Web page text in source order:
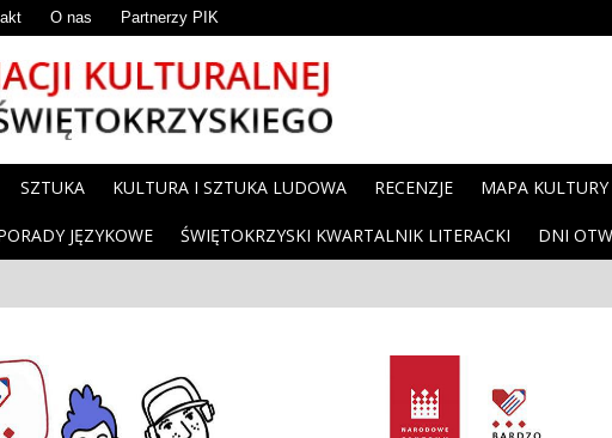
O nas Partnerzy PIK
SZTUKA KULTURA I SZTUKA LUDOWA RECENZJE MAPA KULTURY
JĘZYKOWE ŚWIĘTOKRZYSKI KWARTALNIK LITERACKI DNI